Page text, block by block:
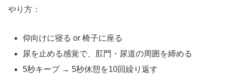
やり方：
仰向けに寝る or 椅子に座る
尿を止める感覚で、肛門・尿道の周囲を締める
5秒キープ → 5秒休憩を10回繰り返す